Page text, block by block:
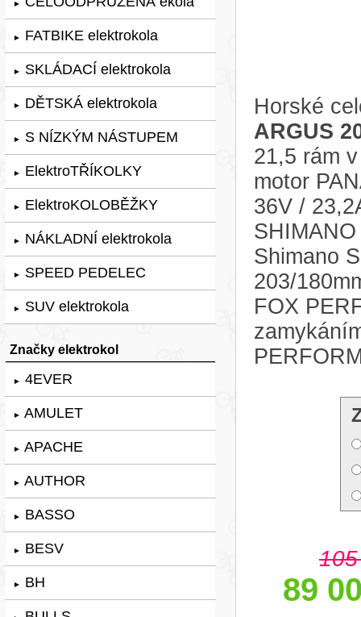
►
► FATBIKE elektrokola
► SKLÁDACÍ elektrokola
► DĚTSKÁ elektrokola
► S NÍZKÝM NÁSTUPEM
► ElektroTŘÍKOLKY
► ElektroKOLOBĚŽKY
► NÁKLADNÍ elektrokola
► SPEED PEDELEC
► SUV elektrokola
Značky elektrokol
► 4EVER
► AMULET
► APACHE
► AUTHOR
► BASSO
► BESV
► BH
Horské
ARGUS
21,5 rám
motor
36V /
Shimano
203/
FOX
89